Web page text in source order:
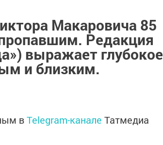
Макаровича 85
Редакция
выражает глубокое
и близким.
вTelegram-канале Татмедиа